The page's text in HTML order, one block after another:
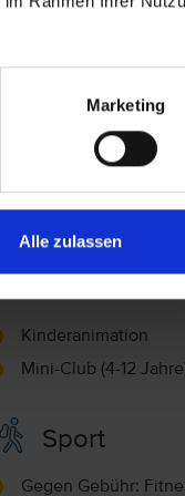
Marketing
Alle zulassen
Kinderanimation
Mini-Club (4-12
Sport
Gegen Gebühr: